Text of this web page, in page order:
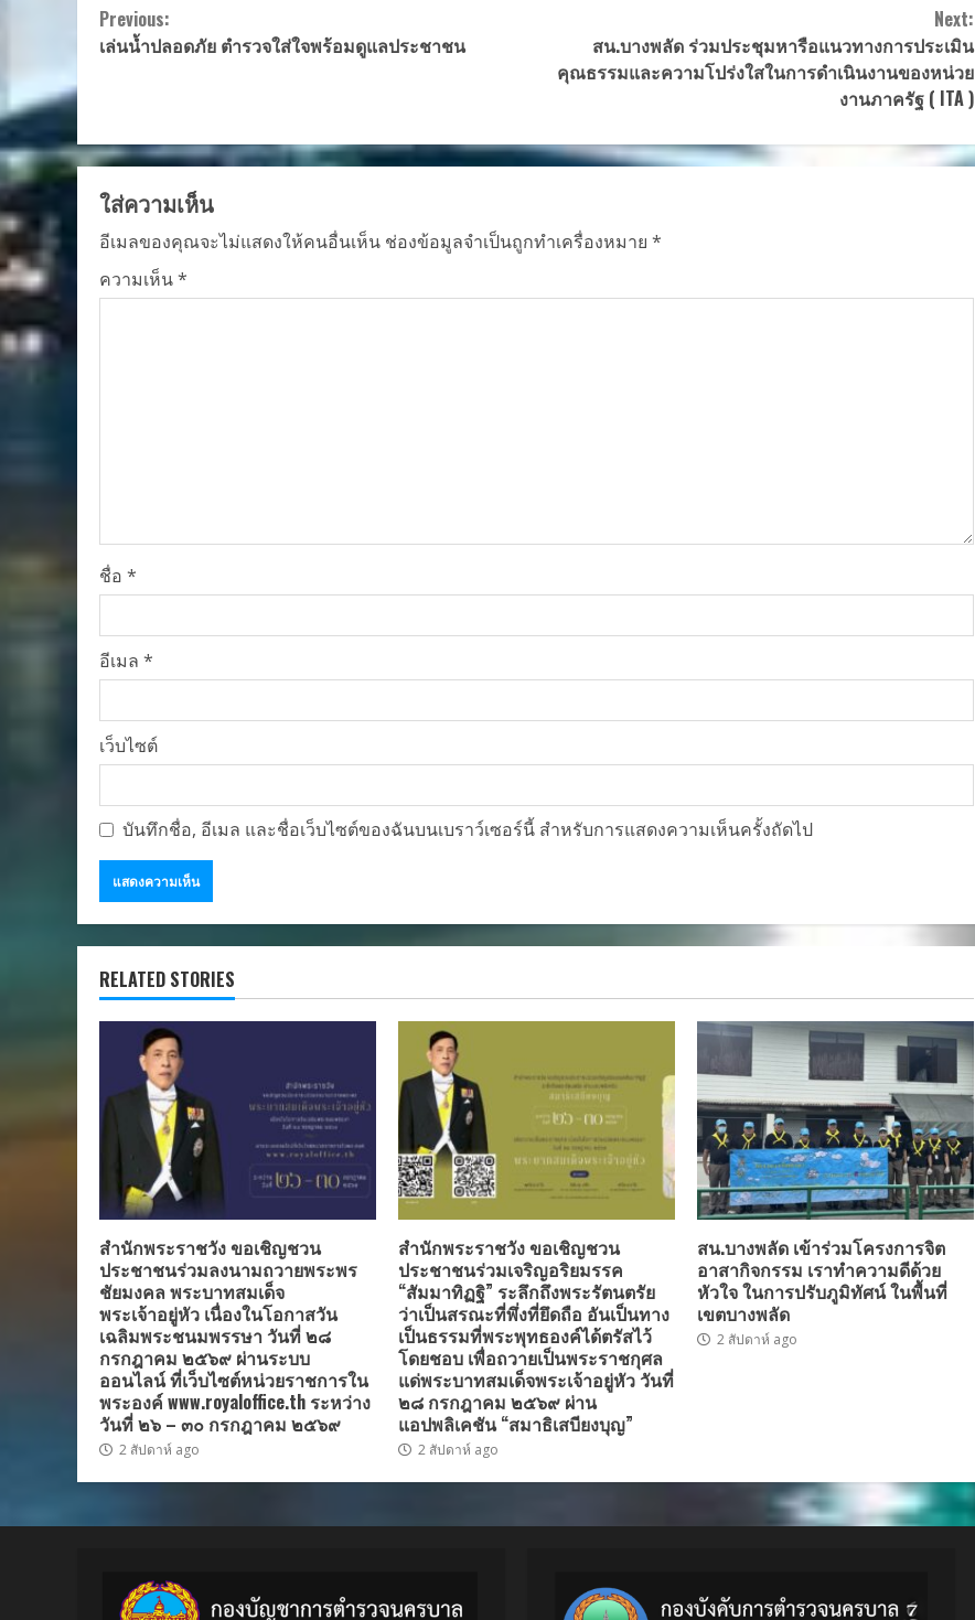
Continue
Reading
Previous:
เล่นน้ำปลอดภัย ตำรวจใส่ใจพร้อมดูแลประชาชน
Next:
สน.บางพลัด ร่วมประชุมหารือแนวทางการประเมิน
คุณธรรมและความโปร่งใสในการดำเนินงานของหน่วย
งานภาครัฐ ( ITA )
ใส่ความเห็น
อีเมลของคุณจะไม่แสดงให้คนอื่นเห็น ช่องข้อมูลจำเป็นถูกทำเครื่องหมาย *
ความเห็น*
ชื่อ *
อีเมล *
เว็บไซต์
บันทึกชื่อ, อีเมล และชื่อเว็บไซต์ของฉันบนเบราว์เซอร์นี้ สำหรับการแสดงความเห็นครั้งถัดไป
RELATED STORIES
สำนักพระราชวัง ขอเชิญชวน
ประชาชนร่วมลงนามถวายพระพร
ชัยมงคล พระบาทสมเด็จ
พระเจ้าอยู่หัว เนื่องในโอกาสวัน
เฉลิมพระชนมพรรษา วันที่ ๒๘
กรกฎาคม ๒๕๖๙ ผ่านระบบ
ออนไลน์ ที่เว็บไซต์หน่วยราชการใน
พระองค์ www.royaloffice.th ระหว่าง
วันที่ ๒๖ – ๓๐ กรกฎาคม ๒๕๖๙
2 สัปดาห์ ago
สำนักพระราชวัง ขอเชิญชวน
ประชาชนร่วมเจริญอริยมรรค
“สัมมาทิฏฐิ” ระลึกถึงพระรัตนตรัย
ว่าเป็นสรณะที่พึ่งที่ยึดถือ อันเป็นทาง
เป็นธรรมที่พระพุทธองค์ได้ตรัสไว้
โดยชอบ เพื่อถวายเป็นพระราชกุศล
แด่พระบาทสมเด็จพระเจ้าอยู่หัว วันที่
๒๘ กรกฎาคม ๒๕๖๙ ผ่าน
แอปพลิเคชัน “สมาธิเสบียงบุญ”
2 สัปดาห์ ago
สน.บางพลัด เข้าร่วมโครงการจิต
อาสากิจกรรม เราทำความดีด้วย
หัวใจ ในการปรับภูมิทัศน์ ในพื้นที่
เขตบางพลัด
2 สัปดาห์ ago